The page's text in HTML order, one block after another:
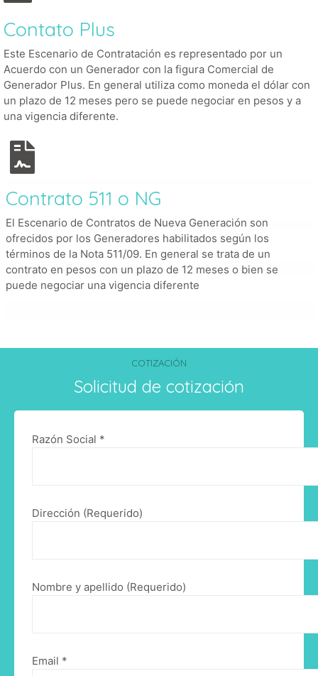
Contato Plus
Este Escenario de Contratación es representado por un
Acuerdo con un Generador con la figura Comercial de
Generador Plus. En general utiliza como moneda el dólar con
un plazo de 12 meses pero se puede negociar en pesos y a
una vigencia diferente.
Contrato 511 o NG
El Escenario de Contratos de Nueva Generación son
ofrecidos por los Generadores habilitados según los
términos de la Nota 511/09. En general se trata de un
contrato en pesos con un plazo de 12 meses o bien se
puede negociar una vigencia diferente
COTIZACIÓN
Solicitud de cotización
Razón Social *
Dirección (Requerido)
Nombre y apellido (Requerido)
Email *